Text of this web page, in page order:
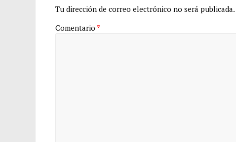
Tu dirección de correo electrónico no será publicada.
Comentario *